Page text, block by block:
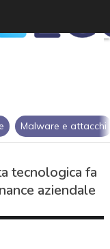
Malware e attacchi
tecnologica fa
aziendale